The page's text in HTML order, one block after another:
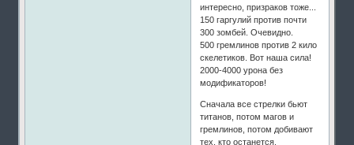
интересно, призраков тоже...
150 гаргулий против почти
300 зомбей. Очевидно.
500 гремлинов против 2 кило
скелетиков. Вот наша сила!
2000-4000 урона без
модификаторов!
Сначала все стрелки бьют
титанов, потом магов и
гремлинов, потом добивают
тех, кто останется.